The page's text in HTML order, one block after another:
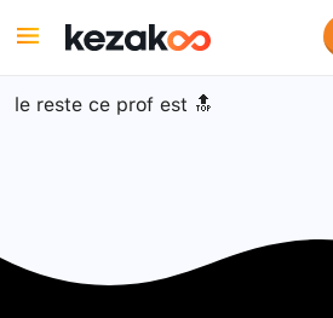
le reste ce prof est 🔝